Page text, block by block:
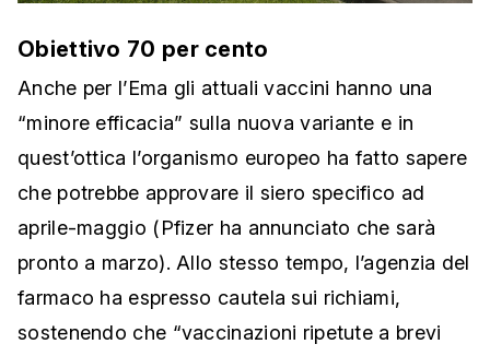
Obiettivo 70 per cento
Anche per l’Ema gli attuali vaccini hanno una
“minore efficacia” sulla nuova variante e in
quest’ottica l’organismo europeo ha fatto sapere
che potrebbe approvare il siero specifico ad
aprile-maggio (Pfizer ha annunciato che sarà
pronto a marzo). Allo stesso tempo, l’agenzia del
farmaco ha espresso cautela sui richiami,
sostenendo che “vaccinazioni ripetute a brevi